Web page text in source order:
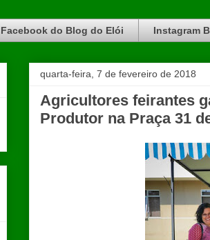
Facebook do Blog do Elói Instagram
quarta-feira, 7 de fevereiro de 2018
Agricultores feirantes
Produtor na Praça 31